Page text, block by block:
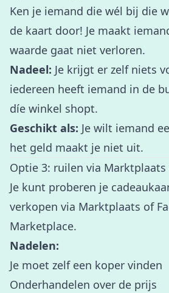
Ken je iemand die wél bij die
de kaart door! Je maakt
waarde gaat niet verloren.
Nadeel: Je krijgt er zelf niets
iedereen heeft iemand in de
díe winkel shopt.
Geschikt als: Je wilt iemand
het geld maakt je niet uit.
Optie 3: ruilen via Marktplaats
Je kunt proberen je
verkopen via Marktplaats of
Marketplace.
Nadelen:
Je moet zelf een koper vinden
Onderhandelen over de prijs